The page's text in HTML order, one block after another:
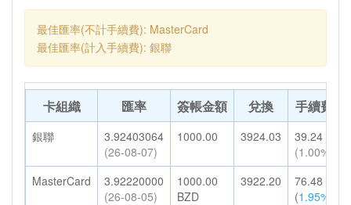
最佳匯率(不計手續費): MasterCard
最佳匯率(計入手續費): 銀聯
卡組織 匯率 簽帳金額 兌換 手續費
銀聯
3.92403064
(26-08-07)
1000.00 3924.03
39.24
(1.00%)
MasterCard
3.92220000
(26-08-05)
1000.00
BZD
3922.20
76.48
(1.95%